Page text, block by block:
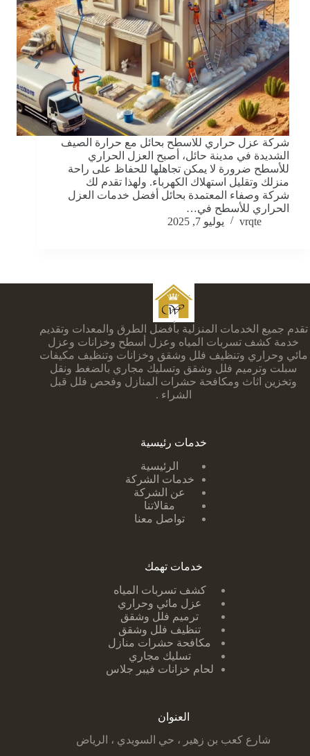
شركة عزل حراري للاسطح بحائل مع حرارة الصيف
الشديدة في مدينة حائل، أصبح العزل الحراري
للأسطح ضرورة لا يمكن تجاهلها للحفاظ على راحة
منزلك وتقليل استهلاك الكهرباء. ولهذا تقدم لك
شركة وصفاء المعتمدة بحائل أفضل خدمات العزل
الحراري للأسطح في…
vrqte
يوليو 7, 2025
تقدم جميع الخدمات المنزلية بأفضل الطرق والمعدات وتقديم
خدمة كشف تسربات المياه وعزل أسطح وخزانات وعزل
مائي وحراري وتنظيف فلل وشقق وخزانات وتنظيف مكيفات
سبلت وترميم فلل وشقق وتسليك مجاري بالضغط ونقل
وتخزين اثاث ومكافحة حشرات المنازل وفحص فلل قبل
الشراء .
خدمات رئيسية
الرئيسية
خدمات الشركة
عن الشركة
مقالاتنا
تواصل معنا
خدمات تهمك
كشف تسربات ا لمياه
عزل مائي وحراري
ترميم فلل وشقق
تنظيف فلل وشقق
مكافحة حشرات منازل
تسليك مجاري
لحام خزانات فيبر جلاس
العنوان
شارع كعب بن زهير ، حي السويدي ، الرياض